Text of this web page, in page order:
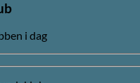
i dag